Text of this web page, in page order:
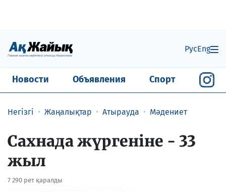
РусEng
Новости Объявления Спорт
Негізгі Жаңалықтар Атырауда Мәдениет
Сахнада жүргеніне - 33
жыл
7 290 рет қаралды